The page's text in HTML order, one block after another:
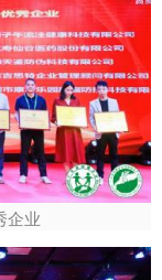
企业